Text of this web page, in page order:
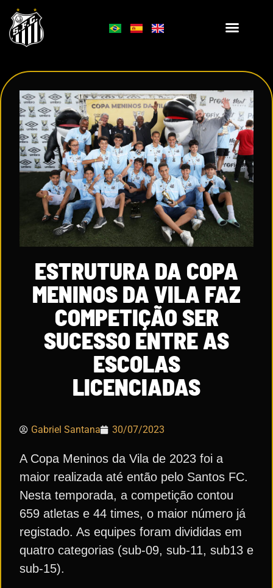
ESTRUTURA DA COPA
MENINOS DA VILA FAZ
COMPETIÇÃO SER
SUCESSO ENTRE AS
ESCOLAS
LICENCIADAS
Gabriel Santana 30/07/2023
A Copa Meninos da Vila de 2023 foi a
maior realizada até então pelo Santos FC.
Nesta temporada, a competição contou
659 atletas e 44 times, o maior número já
registado. As equipes foram divididas em
quatro categorias (sub-09, sub-11, sub13 e
sub-15).